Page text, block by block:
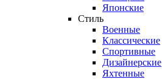
Японские
Стиль
Военные
Классические
Спортивные
Дизайнерские
Яхтенные